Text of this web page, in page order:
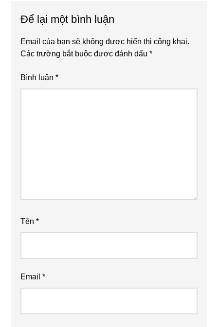
Để lại một bình luận
Email của bạn sẽ không được hiển thị công khai.
Các trường bắt buộc được đánh dấu*
Bình luận*
Tên*
Email*